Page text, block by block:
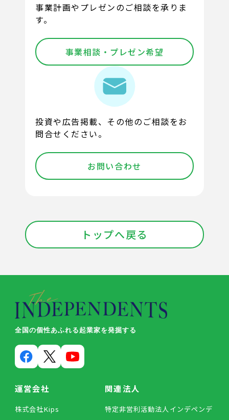
事業計画やプレゼンのご相談を承りま
す。
事業相談・プレゼン希望
投資や広告掲載、その他のご相談をお
問合せください。
お問い合わせ
トップへ戻る
全国の個性あふれる起業家を発掘する
運営会社
株式会社Kips
関連法人
特定非営利活動法人インデペンデ